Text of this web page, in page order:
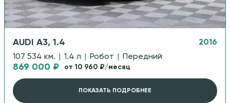
AUDI A3, 1.4
2016
107 534 км.
1.4 л Робот Передний
869 000 ₽ от 10 960 ₽/месяц
ПОКАЗАТЬ ПОДРОБНЕЕ